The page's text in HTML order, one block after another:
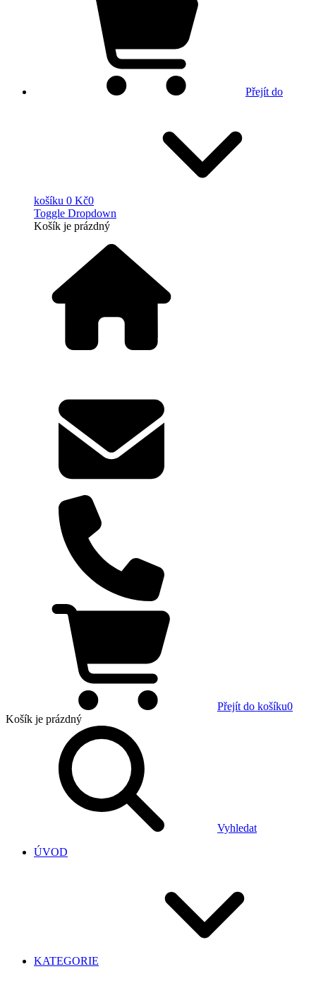
Přejít do
košíku 0 Kč0
Toggle Dropdown
Košík je prázdný
Přejít do košíku0
Košík je prázdný
Vyhledat
ÚVOD
KATEGORIE